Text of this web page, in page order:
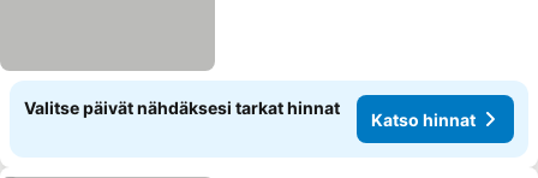
Valitse päivät nähdäksesi tarkat hinnat
Katso hinnat